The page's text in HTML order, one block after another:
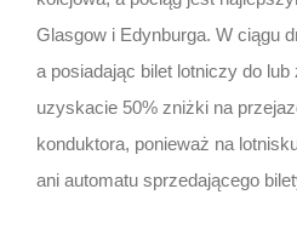
Glasgow i Edynburga. W ciągu
a posiadając bilet lotniczy do
uzyskacie 50% zniżki na
konduktora, ponieważ na
ani automatu sprzedającego